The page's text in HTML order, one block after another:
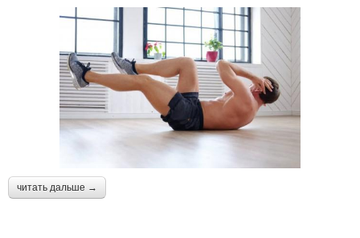
читать дальше →